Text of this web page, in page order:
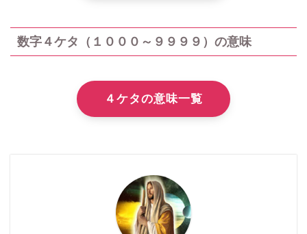
数字４ケタ（１０００～９９９９）の意味
４ケタの意味一覧